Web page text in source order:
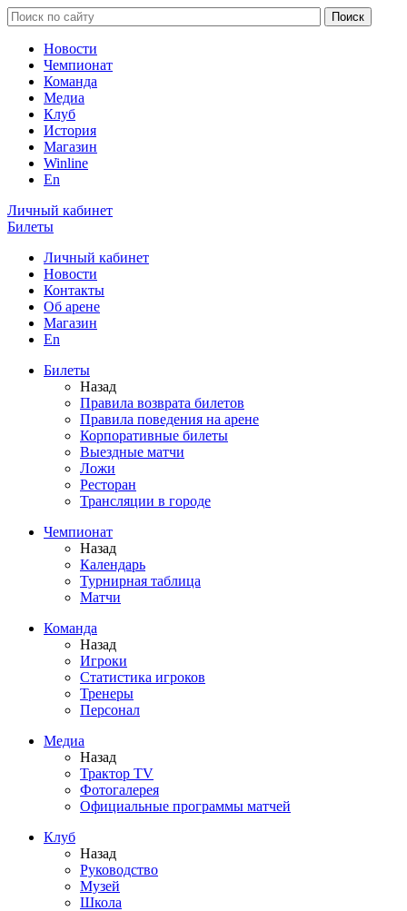
Новости
Чемпионат
Команда
Медиа
Клуб
История
Магазин
Winline
En
Личный кабинет
Билеты
Личный кабинет
Новости
Контакты
Об арене
Магазин
En
Билеты
Назад
Правила возврата билетов
Правила поведения на арене
Корпоративные билеты
Выездные матчи
Ложи
Ресторан
Трансляции в городе
Чемпионат
Назад
Календарь
Турнирная таблица
Матчи
Команда
Назад
Игроки
Статистика игроков
Тренеры
Персонал
Медиа
Назад
Трактор TV
Фотогалерея
Официальные программы матчей
Клуб
Назад
Руководство
Музей
Школа